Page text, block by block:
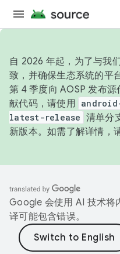
自 2026 年起，为了与我
致，并确保生态系统的平
第 4 季度向 AOSP 发布
献代码，请使用
latest-release 清单分
新版本。如需了解详情，
Google 会使用 AI 技术将
译可能包含错误。